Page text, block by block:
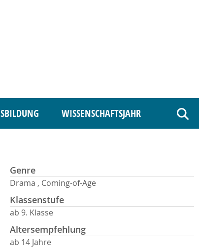
WISSENSCHAFTSJAHR
Genre
Drama , Coming-of-Age
Klassenstufe
ab 9. Klasse
Altersempfehlung
ab 14 Jahre